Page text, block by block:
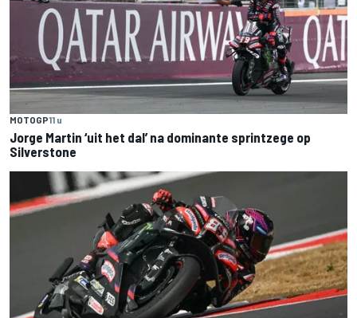
MOTOGP11 u
Jorge Martin ‘uit het dal’ na dominante sprintzege op
Silverstone